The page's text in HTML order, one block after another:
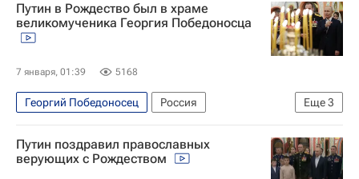
Владимир Путин
Путин в Рождество был в храме
великомученика Георгия Победоносца
7 января, 01:39 5168
Еще3
Георгий Победоносец
Россия
Московская область (Подмосковье)
Владимир Путин
Дмитрий Песков
Путин поздравил православных
верующих с Рождеством